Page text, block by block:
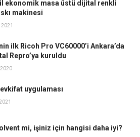
ekonomik masa üstü dijital renkli
makinesi
2021
ilk Ricoh Pro VC60000’i Ankara’da
Repro’ya kuruldu
2020
uygulaması
mi, işiniz için hangisi daha iyi?